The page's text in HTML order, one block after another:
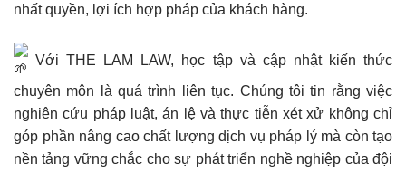
nhất quyền, lợi ích hợp pháp của khách hàng.
Với THE LAM LAW, học tập và cập nhật kiến thức
chuyên môn là quá trình liên tục. Chúng tôi tin rằng việc
nghiên cứu pháp luật, án lệ và thực tiễn xét xử không chỉ
góp phần nâng cao chất lượng dịch vụ pháp lý mà còn tạo
nền tảng vững chắc cho sự phát triển nghề nghiệp của đội